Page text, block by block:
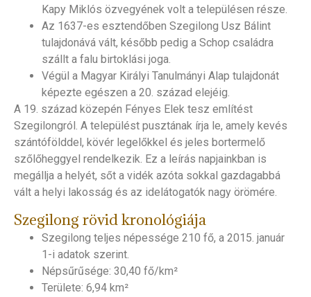
Kapy Miklós özvegyének volt a településen része.
Az 1637-es esztendőben Szegilong Usz Bálint
tulajdonává vált, később pedig a Schop családra
szállt a falu birtoklási joga.
Végül a Magyar Királyi Tanulmányi Alap tulajdonát
képezte egészen a 20. század elejéig.
A 19. század közepén Fényes Elek tesz említést
Szegilongról. A települést pusztának írja le, amely kevés
szántófölddel, kövér legelőkkel és jeles bortermelő
szőlőheggyel rendelkezik. Ez a leírás napjainkban is
megállja a helyét, sőt a vidék azóta sokkal gazdagabbá
vált a helyi lakosság és az idelátogatók nagy örömére.
Szegilong rövid kronológiája
Szegilong teljes népessége 210 fő, a 2015. január
1-i adatok szerint.
Népsűrűsége: 30,40 fő/km²
Területe: 6,94 km²